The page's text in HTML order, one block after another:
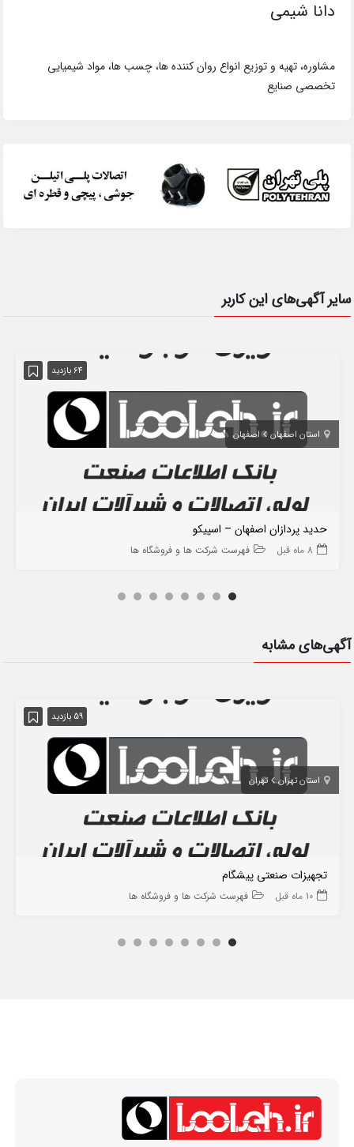
دانا شیمی
مشاوره، تهیه و توزیع انواع روان کننده ها، چسب ها، مواد شیمیایی
تخصصی صنایع
سایر آگهی‌های این کاربر
64 بازدید
استان اصفهان اصفهان
حدید پردازان اصفهان – اسپیکو
8 ماه قبل فهرست شرکت ها و فروشگاه ها
آگهی‌های مشابه
59 بازدید
استان تهران تهران
تجهیزات صنعتی پیشگام
10 ماه قبل فهرست شرکت ها و فروشگاه ها